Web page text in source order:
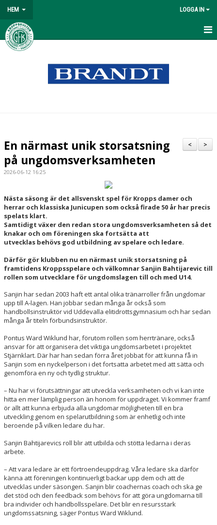
HEM LOGGA IN
HEM
KONTAKT
KALENDER
DOKUMENT
BILDGALLERI
SOCIALA MEDIER
>
<
En närmast unik storsatsning
på ungdomsverksamheten
2026-06-12 16:25
Nästa säsong är det allsvenskt spel för Kropps damer och
herrar och klassiska Junicupen som också firade 50 år har precis
spelats klart.
Samtidigt växer den redan stora ungdomsverksamheten så det
knakar och om föreningen ska fortsätta att
utvecklas behövs god utbildning av spelare och ledare.
Därför gör klubben nu en närmast unik storsatsning på
framtidens Kroppsspelare och välkomnar Sanjin Bahtijarevic till
rollen som utvecklare för ungdomslagen till och med U14.
Sanjin har sedan 2003 haft ett antal olika tränarroller från ungdomar
upp till A-lagen. Han jobbar sedan många år också som
handbollsinstruktör vid Uddevalla elitidrottsgymnasium och har sedan
många år titeln förbundsinstruktör.
Pontus Ward Wiklund har, förutom rollen som herrtränare, också
ansvar för att organisera det viktiga ungdomsarbetet i projektet
Stjärnklart. Där har han sedan förra året jobbat för att kunna få in
Sanjin som en nyckelperson i det fortsatta arbetet med att sätta och
genomföra en ny och tydlig struktur.
– Nu har vi förutsättningar att utveckla verksamheten och vi kan inte
hitta en mer lämplig person än honom för uppdraget. Vi kommer framf
ör allt att kunna erbjuda alla ungdomar möjligheten till en bra
utveckling genom en spelarutbildning som är enhetlig och inte
beroende på vilken ledare du har.
Sanjin Bahtijarevics roll blir att utbilda och stötta ledarna i deras
arbete.
– Att vara ledare är ett förtroendeuppdrag. Våra ledare ska därför
känna att föreningen kontinuerligt backar upp dem och att de
utvecklas under säsongen. Sanjin blir coachernas coach och ska ge
det stöd och den feedback som behövs för att göra ungdomarna till
bra individer och handbollsspelare. Det blir en resursstark
ungdomssatsning , säger Pontus Ward Wiklund.